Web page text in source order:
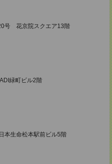
号 花京院スクエア13階
緑町ビル2階
本生命松本駅前ビル5階